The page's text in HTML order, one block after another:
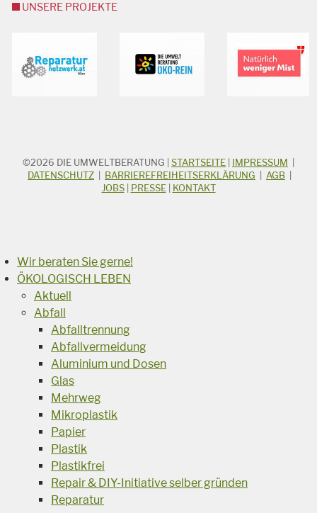
UNSERE PROJEKTE
STICHWORTSUCHE
Suchbegriff
©2026 DIE UMWELTBERATUNG STARTSEITE IMPRESSUM
DATENSCHUTZ
BARRIEREFREIHEITSERKLÄRUNG AGB
JOBS| PRESSE| KONTAKT
Wir beraten Sie gerne!
ÖKOLOGISCH LEBEN
Aktuell
Abfall
Abfalltrennung
Abfallvermeidung
Aluminium und Dosen
Glas
Mehrweg
Mikroplastik
Papier
Plastik
Plastikfrei
Repair & DIY-Initiative selber gründen
Reparatur